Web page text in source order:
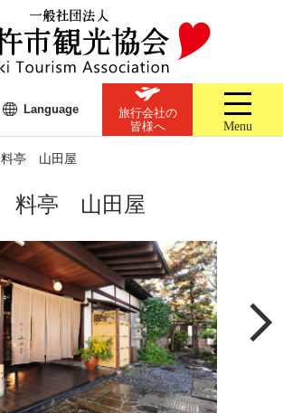
Language
旅行会社の
皆様へ
Menu
料亭 山田屋
料亭 山田屋